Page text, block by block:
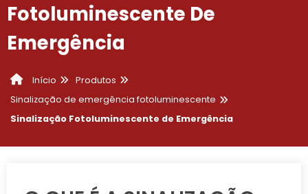
Fotoluminescente De
Emergência
Início
Produtos
Sinalização de emergência fotoluminescente
Sinalização Fotoluminescente de Emergência